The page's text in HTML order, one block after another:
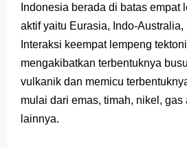
Indonesia berada di batas empat
aktif yaitu Eurasia, Indo-
Interaksi keempat lempeng
mengakibatkan terbentuknya
vulkanik dan memicu
mulai dari emas, timah, nikel, gas
lainnya.